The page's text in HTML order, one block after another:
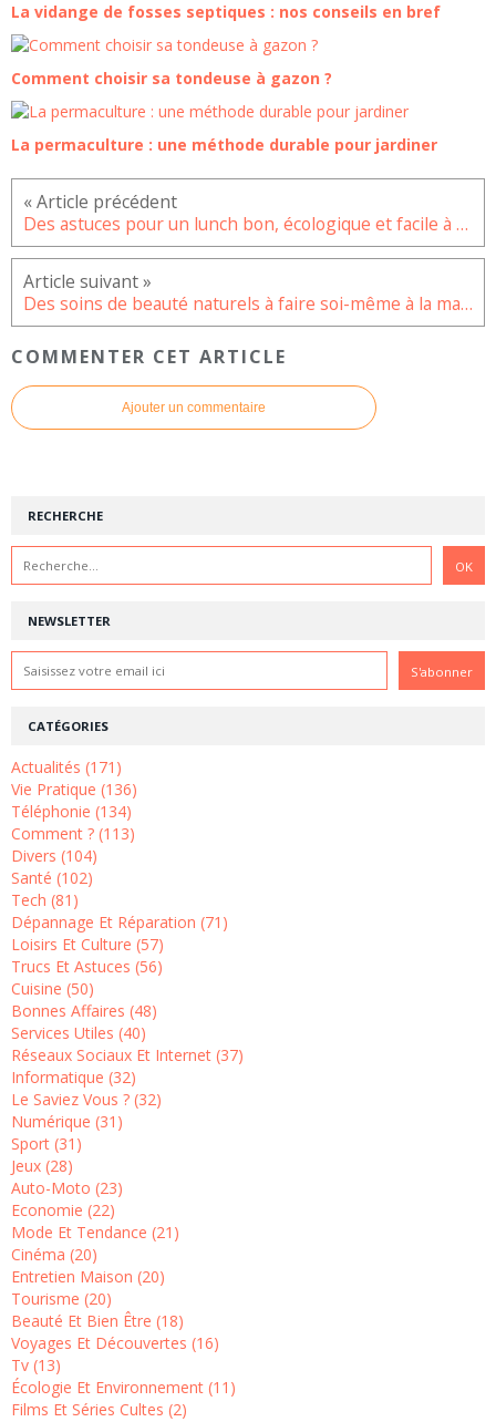
La vidange de fosses septiques : nos conseils en bref
Comment choisir sa tondeuse à gazon ?
La permaculture : une méthode durable pour jardiner
Des astuces pour un lunch bon, écologique et facile à préparer
Des soins de beauté naturels à faire soi-même à la maison
COMMENTER CET ARTICLE
Ajouter un commentaire
NEWSLETTER
RECHERCHE
CATÉGORIES
Actualités (171)
Vie Pratique (136)
Téléphonie (134)
Comment ? (113)
Divers (104)
Santé (102)
Tech (81)
Dépannage Et Réparation (71)
Loisirs Et Culture (57)
Trucs Et Astuces (56)
Cuisine (50)
Bonnes Affaires (48)
Services Utiles (40)
Réseaux Sociaux Et Internet (37)
Informatique (32)
Le Saviez Vous ? (32)
Numérique (31)
Sport (31)
Jeux (28)
Auto-Moto (23)
Economie (22)
Mode Et Tendance (21)
Cinéma (20)
Entretien Maison (20)
Tourisme (20)
Beauté Et Bien Être (18)
Voyages Et Découvertes (16)
Tv (13)
Écologie Et Environnement (11)
Films Et Séries Cultes (2)